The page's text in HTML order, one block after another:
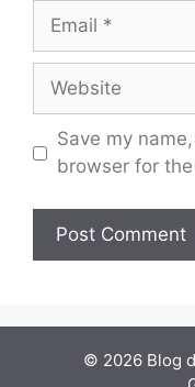
Email
Website
Save my
browser for
© 2026 Blog